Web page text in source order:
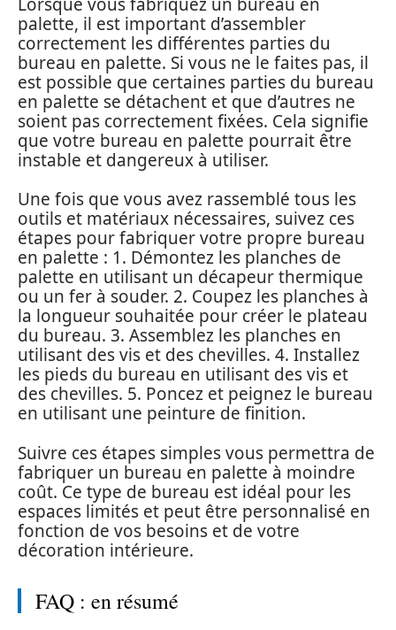
palette, il est important d’assembler
correctement les différentes parties du
bureau en palette. Si vous ne le faites pas, il
est possible que certaines parties du bureau
en palette se détachent et que d’autres ne
soient pas correctement fixées. Cela signifie
que votre bureau en palette pourrait être
instable et dangereux à utiliser.
Une fois que vous avez rassemblé tous les
outils et matériaux nécessaires, suivez ces
étapes pour fabriquer votre propre bureau
en palette : 1. Démontez les planches de
palette en utilisant un décapeur thermique
ou un fer à souder. 2. Coupez les planches à
la longueur souhaitée pour créer le plateau
du bureau. 3. Assemblez les planches en
utilisant des vis et des chevilles. 4. Installez
les pieds du bureau en utilisant des vis et
des chevilles. 5. Poncez et peignez le bureau
en utilisant une peinture de finition.
Suivre ces étapes simples vous permettra de
fabriquer un bureau en palette à moindre
coût. Ce type de bureau est idéal pour les
espaces limités et peut être personnalisé en
fonction de vos besoins et de votre
décoration intérieure.
FAQ : en résumé